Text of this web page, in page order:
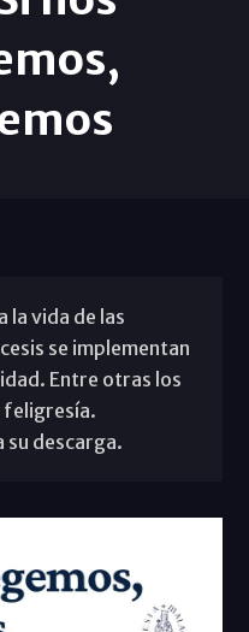
la vida de las
se implementan
Entre otras los
feligresía.
su descarga.